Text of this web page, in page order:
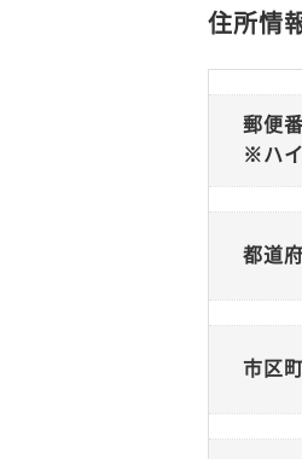
住所情
郵便
※ハ
都道
市区